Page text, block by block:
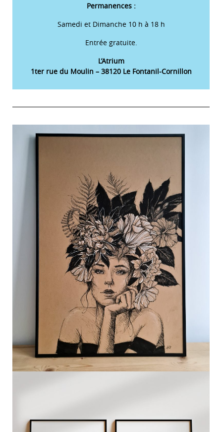
Permanences :
Samedi et Dimanche 10 h à 18 h
Entrée gratuite.
L’Atrium
1ter rue du Moulin – 38120 Le Fontanil-Cornillon